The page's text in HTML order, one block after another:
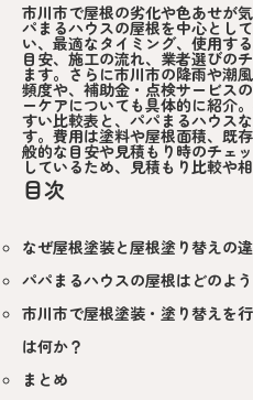
市川市で屋根の劣化や色あせが
パまるハウスの屋根を中心とし
い、最適なタイミング、使用す
目安、施工の流れ、業者選びの
ます。さらに市川市の降雨や潮
頻度や、補助金・点検サービス
ーケアについても具体的に紹介
すい比較表と、パパまるハウス
す。費用は塗料や屋根面積、既
般的な目安や見積もり時のチェ
しているため、見積もり比較や
目次
なぜ屋根塗装と屋根塗り替えの
パパまるハウスの屋根はどのよ
市川市で屋根塗装・塗り替えを
は何か？
まとめ